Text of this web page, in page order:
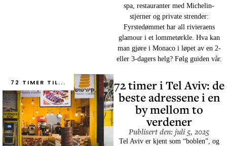
spa, restauranter med Michelin-
stjerner og private strender:
Fyrstedømmet har all rivieraens
glamour i et lommetørkle. Hva kan
man gjøre i Monaco i løpet av en 2-
eller 3-dagers helg? Følg guiden vår.
72 TIMER TIL... 72 timer i Tel Aviv: de
beste adressene i en
by mellom to
verdener
Publisert den: juli 5, 2025
Tel Aviv er kjent som “boblen”, og